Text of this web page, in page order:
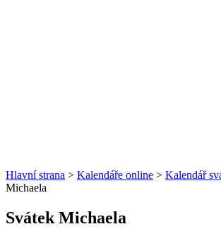
Hlavní strana > Kalendáře online > Kalendář
Michaela
Svátek Michaela